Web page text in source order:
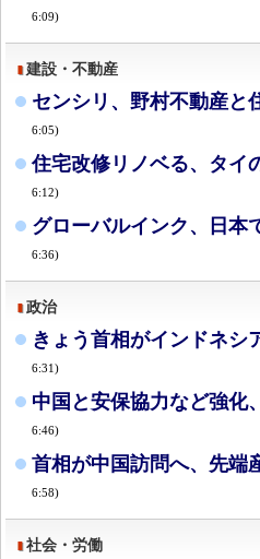
6:09)
建設・不動産
センシリ、野村不動産と
6:05)
住宅改修リノベる、タイ
6:12)
グローバルインク、日本
6:36)
政治
きょう首相がインドネシ
6:31)
中国と安保協力など強化
6:46)
首相が中国訪問へ、先端
6:58)
社会・労働